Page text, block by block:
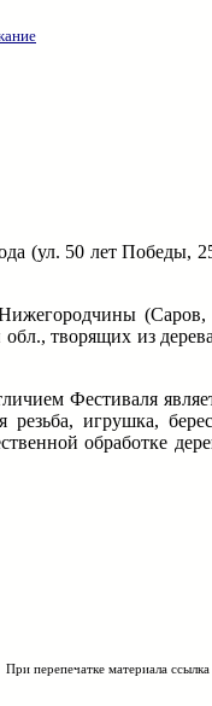
(ул. 50 лет Победы,
(Саров,
творящих из
Фестиваля
резьба, игрушка,
обработке
При перепечатке материала ссылка